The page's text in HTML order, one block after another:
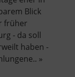
Blick
früher
- da soll
haben -
»